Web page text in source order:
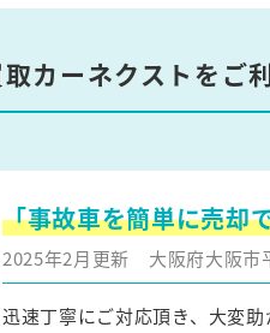
カーネクストをご
「事故車を簡単に売却
2025年2月更新 大阪府大阪市
迅速丁寧にご対応頂き、大変助